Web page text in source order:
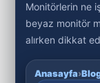
Monitörlerin ne
beyaz monitör
alırken dikkat
Anasayfa›